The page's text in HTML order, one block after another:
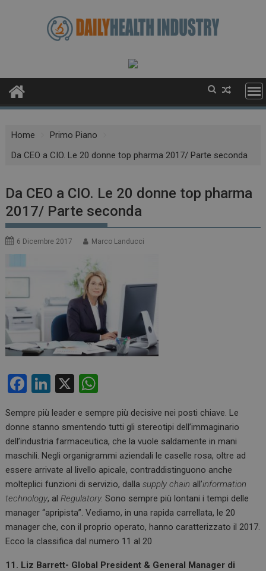
Home
Primo Piano
Da CEO a CIO. Le 20 donne top pharma 2017/ Parte seconda
Da CEO a CIO. Le 20 donne top pharma
2017/ Parte seconda
6 Dicembre 2017 Marco Landucci
F
ce
b
o
o
k
Li
ke
dI
n
X
at
s
A
p
p
Sempre più leader e sempre più decisive nei posti chiave. Le
donne stanno smentendo tutti gli stereotipi dell’immaginario
dell’industria farmaceutica, che la vuole saldamente in mani
maschili. Negli organigrammi aziendali le caselle rosa, oltre ad
essere arrivate al livello apicale, contraddistinguono anche
molteplici funzioni di servizio, dallasupply chain all’information
technology, al Regulatory. Sono sempre più lontani i tempi delle
manager “apripista”. Vediamo, in una rapida carrellata, le 20
manager che, con il proprio operato, hanno caratterizzato il 2017.
Ecco la classifica dal numero 11 al 20
11. Liz Barrett- Global President & General Manager di